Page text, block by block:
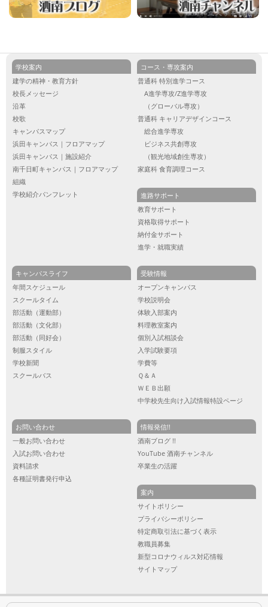
学校案内
建学の精神・教育方針
校長メッセージ
沿革
校歌
キャンパスマップ
浜田キャンパス｜フロアマップ
浜田キャンパス｜施設紹介
南千日町キャンパス｜フロアマップ
組織
学校紹介パンフレット
コース・専攻案内
普通科 特別進学コース
A進学専攻/Z進学専攻
（グローバル専攻）
普通科 キャリアデザインコース
総合進学専攻
ビジネス共創専攻
（観光地域創生専攻）
家庭科 食育調理コース
進路サポート
教育サポート
資格取得サポート
納付金サポート
進学・就職実績
キャンパスライフ
年間スケジュール
スクールタイム
部活動（運動部）
部活動（文化部）
部活動（同好会）
制服スタイル
学校新聞
スクールバス
受験情報
オープンキャンパス
学校説明会
体験入部案内
料理教室案内
個別入試相談会
入学試験要項
学費等
Ｑ＆Ａ
ＷＥＢ出願
中学校先生向け入試情報特設ページ
お問い合わせ
一般お問い合わせ
入試お問い合わせ
資料請求
各種証明書発行申込
情報発信!!
酒南ブログ !!
YouTube 酒南チャンネル
卒業生の活躍
案内
サイトポリシー
プライバシーポリシー
特定商取引法に基づく表示
教職員募集
新型コロナウィルス対応情報
サイトマップ